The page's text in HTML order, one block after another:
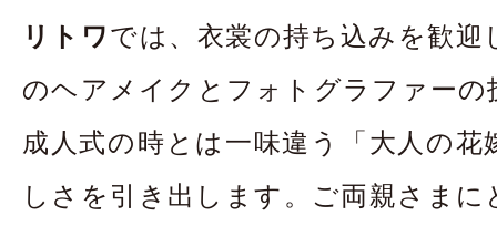
リトワでは、衣裳の持ち込みを歓迎
のヘアメイクとフォトグラファーの
成人式の時とは一味違う「大人の花
しさを引き出します。ご両親さま